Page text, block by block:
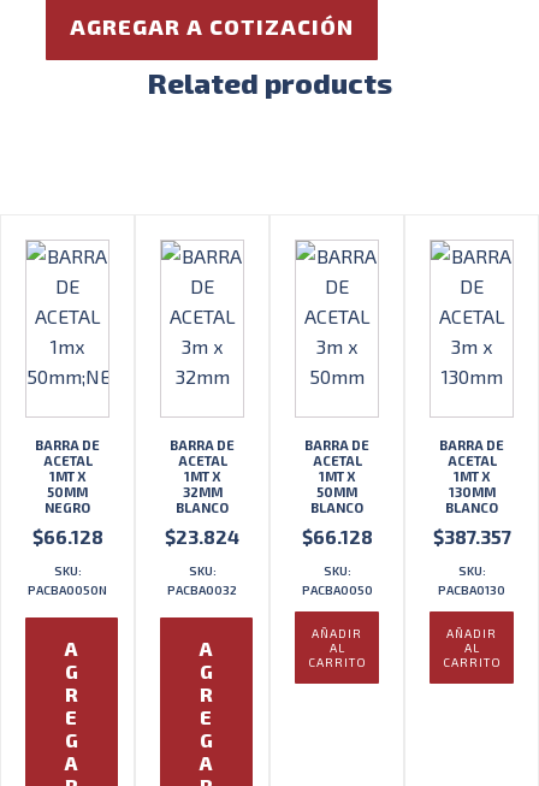
AGREGAR A COTIZACIÓN
Related products
BARRA DE
ACETAL
1MT X
50MM
NEGRO
$66.128
SKU:
PACBA0050N
A
G
R
E
G
A
BARRA DE
ACETAL
1MT X
32MM
BLANCO
$23.824
SKU:
PACBA0032
A
G
R
E
G
A
BARRA DE
ACETAL
1MT X
50MM
BLANCO
$66.128
SKU:
PACBA0050
AÑADIR
AL
CARRITO
BARRA DE
ACETAL
1MT X
130MM
BLANCO
$387.357
SKU:
PACBA0130
AÑADIR
AL
CARRITO